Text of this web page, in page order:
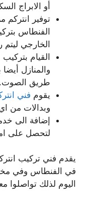
أو الابراج
توفير
الفنطاس
الخارجي
القيام
والمنازل
طريق الصوت.
يقوم فني
وبدالات من
إضافة الى
لتحصل على
يقدم فني تركيب
في الفنطاس وفي
اليوم لذلك تواصلوا